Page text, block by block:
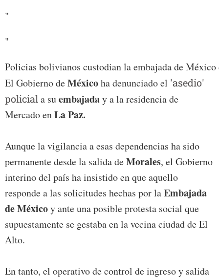
"
"
Policias bolivianos custodian la embajada de México
El Gobierno deMéxicoha denunciado el 'asedio'
policiala suembajaday a la residencia de
Mercado enLa Paz.
Aunque la vigilancia a esas dependencias ha sido
permanente desde la salida deMorales, el Gobierno
interino del país ha insistido en que aquello
responde a las solicitudes hechas por laEmbajada
de Méxicoy ante una posible protesta social que
supuestamente se gestaba en la vecina ciudad de El
Alto.
En tanto, el operativo de control de ingreso y salida